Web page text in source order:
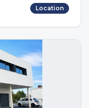
Location